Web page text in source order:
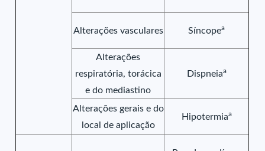
Alterações vasculares Síncopea
Alterações
respiratória, torácica
e do mediastino
Dispneiaa
Alterações gerais e do
local de aplicação
Hipotermiaa